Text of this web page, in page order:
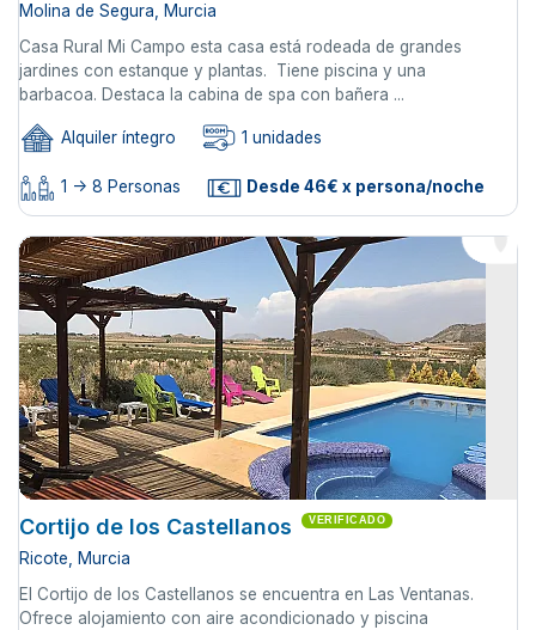
Molina de Segura, Murcia
Casa Rural Mi Campo esta casa está rodeada de grandes
jardines con estanque y plantas. Tiene piscina y una
barbacoa. Destaca la cabina de spa con bañera ...
Alquiler íntegro 1 unidades
1 -> 8 Personas Desde 46€ x persona/noche
Cortijo de los Castellanos VERIFICADO
Ricote, Murcia
El Cortijo de los Castellanos se encuentra en Las Ventanas.
Ofrece alojamiento con aire acondicionado y piscina